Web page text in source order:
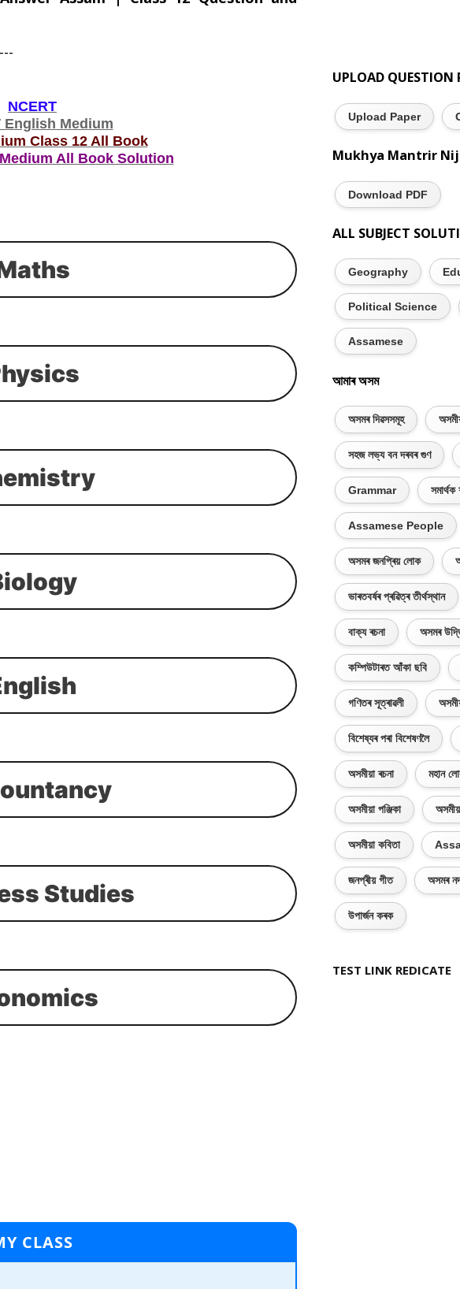
NCERT
English Medium
Class 12 All Book
All Book Solution
Studies
CLASS
UPLOAD
Upload Paper
Mukhya Mantrir
Download PDF
ALL SUBJECT
Geography
Political Science
Assamese
আমাৰ অসম
অসমৰ দিৱসসমূহ
সহজ লভ্য বন দৰবৰ গুণ
Grammar সমাৰ্থক
Assamese People
অসমৰ জনপ্ৰিয় লোক
ভাৰতবৰ্ষৰ প্ৰৱিত্ৰ তীৰ্থস্থান
বাক্য ৰচনা অসমৰ
কম্পিউটাৰত আঁকা ছবি
গণিতৰ সূত্ৰাৱলী
বিশেষ্যৰ পৰা বিশেষণলৈ
অসমীয়া ৰচনা মহান
অসমীয়া পঞ্জিকা
অসমীয়া কবিতা
জনপ্ৰীয় গীত অসমৰ
উপাৰ্জন কৰক
TEST LINK REDICATE